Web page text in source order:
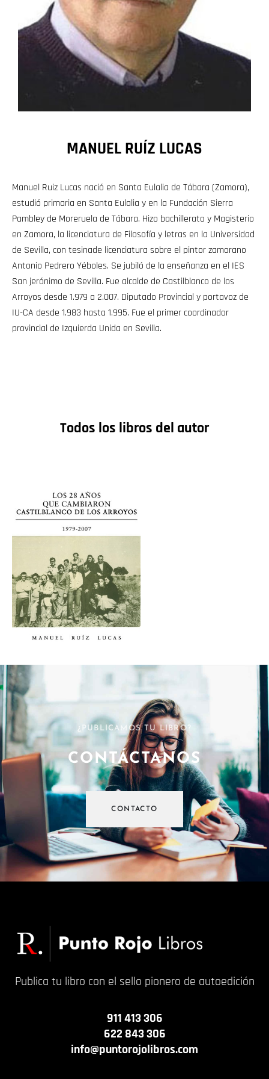
MANUEL RUÍZ LUCAS
Manuel Ruiz Lucas nació en Santa Eulalia de Tábara (Zamora),
estudió primaria en Santa Eulalia y en la Fundación Sierra
Pambley de Moreruela de Tábara. Hizo bachillerato y Magisterio
en Zamora, la licenciatura de Filosofía y letras en la Universidad
de Sevilla, con tesinade licenciatura sobre el pintor zamorano
Antonio Pedrero Yéboles. Se jubiló de la enseñanza en el IES
San jerónimo de Sevilla. Fue alcalde de Castilblanco de los
Arroyos desde 1.979 a 2.007. Diputado Provincial y portavoz de
IU-CA desde 1.983 hasta 1.995. Fue el primer coordinador
provincial de Izquierda Unida en Sevilla.
Todos los libros del autor
¿PUBLICAMOS TU LIBRO?
CONTÁCTANOS
CONTACTO
Publica tu libro con el sello pionero de autoedición
911 413 306
622 843 306
info@puntorojolibros.com